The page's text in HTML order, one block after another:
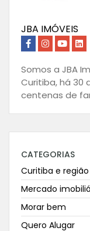
JBA IMÓVEIS
Somos a JBA
Curitiba, há 30
centenas de
CATEGORIAS
Curitiba e região
Mercado
Morar bem
Quero Alugar